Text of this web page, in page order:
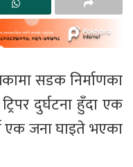
सडक निर्माणका
दुर्घटना हुँदा एक
एक जना घाइते भएका